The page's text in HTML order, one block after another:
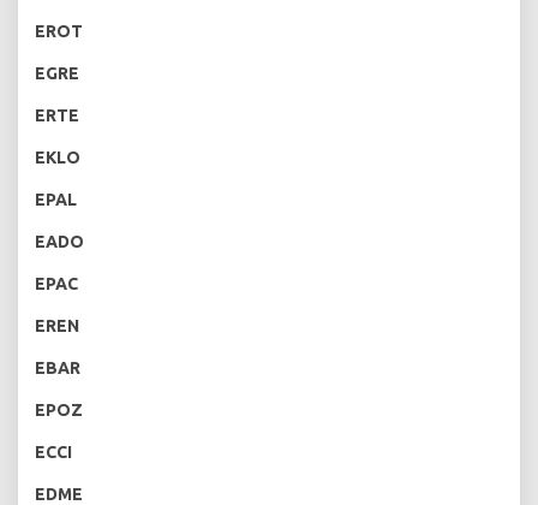
EROT
EGRE
ERTE
EKLO
EPAL
EADO
EPAC
EREN
EBAR
EPOZ
ECCI
EDME